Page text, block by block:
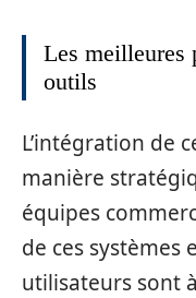
Les meilleures
outils
L’intégration de
manière
équipes
de ces systèmes
utilisateurs sont